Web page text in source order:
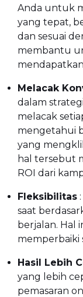
Anda untuk
yang tepat,
dan sesuai
membantu
Melacak
dalam
melacak
mengetahui
yang
hal tersebut
ROI dari
Fleksibilitas
saat
berjalan. Hal
memperbaiki
Hasil Lebih
yang lebih
pemasaran